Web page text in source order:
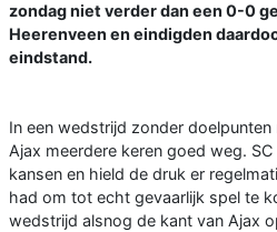
zondag niet verder dan een 0-0
Heerenveen en eindigden
eindstand.
In een wedstrijd zonder
Ajax meerdere keren goed weg.
kansen en hield de druk er
had om tot echt gevaarlijk spel te
wedstrijd alsnog de kant van Ajax